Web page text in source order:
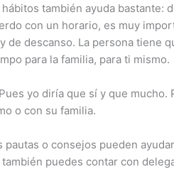
también ayuda bastante:
con un horario, es muy
descanso. La persona tiene
para la familia, para ti mismo.
yo diría que sí y que mucho.
o con su familia.
pautas o consejos pueden
puedes contar con